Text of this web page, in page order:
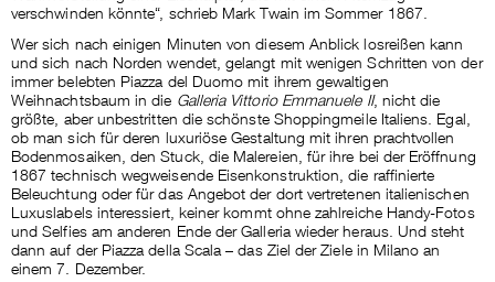
verschwinden könnte“, schrieb Mark Twain im Sommer 1867.
Wer sich nach einigen Minuten von diesem Anblick losreißen kann
und sich nach Norden wendet, gelangt mit wenigen Schritten von der
immer belebten Piazza del Duomo mit ihrem gewaltigen
Weihnachtsbaum in die Galleria Vittorio Emmanuele II, nicht die
größte, aber unbestritten die schönste Shoppingmeile Italiens. Egal,
ob man sich für deren luxuriöse Gestaltung mit ihren prachtvollen
Bodenmosaiken, den Stuck, die Malereien, für ihre bei der Eröffnung
1867 technisch wegweisende Eisenkonstruktion, die raffinierte
Beleuchtung oder für das Angebot der dort vertretenen italienischen
Luxuslabels interessiert, keiner kommt ohne zahlreiche Handy-Fotos
und Selfies am anderen Ende der Galleria wieder heraus. Und steht
dann auf der Piazza della Scala – das Ziel der Ziele in Milano an
einem 7. Dezember.